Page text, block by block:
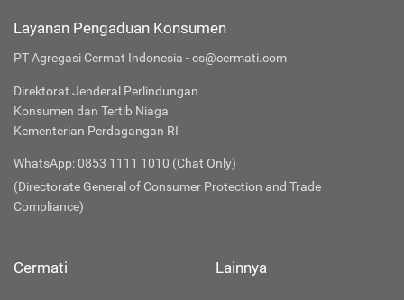
Layanan Pengaduan Konsumen
PT Agregasi Cermat Indonesia - cs@cermati.com
Direktorat Jenderal Perlindungan
Konsumen dan Tertib Niaga
Kementerian Perdagangan RI
WhatsApp: 0853 1111 1010 (Chat Only)
(Directorate General of Consumer Protection and Trade
Compliance)
Cermati Lainnya